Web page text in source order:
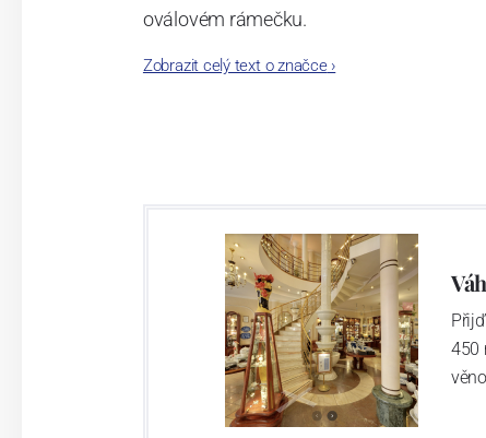
oválovém rámečku.
Dnes, kdy čtete tento úvod, nese firma
Zobrazit celý text o značce›
450